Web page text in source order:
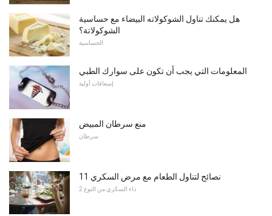
هل يمكنك تناول الشوكولاته البيضاء مع حساسية
الشوكولاتة؟
الحساسية
المعلومات التي يجب أن تكون على سوارك الطبي
إسعافات أولية
منع سرطان المبيض
سرطان
11 نصائح لتناول الطعام مع مرض السكري
داء السكري من النوع 2